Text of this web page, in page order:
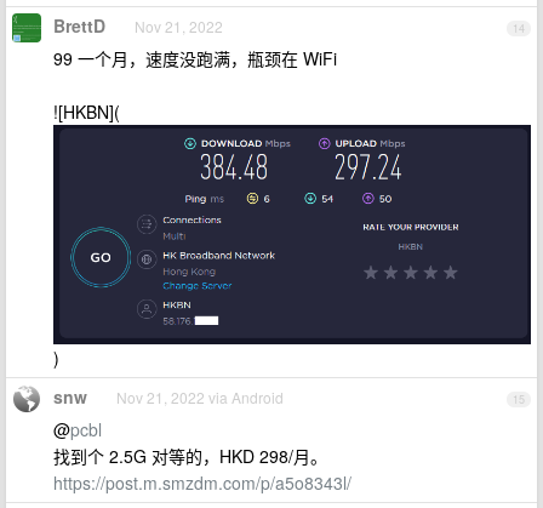
14
BrettD Nov 21, 2022
99 一个月，速度没跑满，瓶颈在 WiFi
![HKBN](
)
15
snw Nov 21, 2022 via Android
@pcbl
找到个 2.5G 对等的，HKD 298/月。
https://post.m.smzdm.com/p/a5o8343l/